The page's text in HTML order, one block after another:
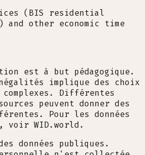
(BIS residential
other economic time
est à but pédagogique.
implique des choix
complexes. Différentes
peuvent donner des
Pour les données
WID.world.
données publiques.